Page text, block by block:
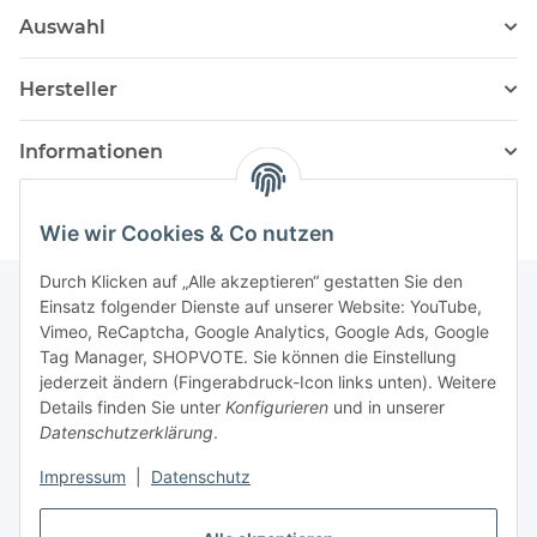
Wie wir Cookies & Co nutzen
Durch Klicken auf „Alle akzeptieren“ gestatten Sie den
Einsatz folgender Dienste auf unserer Website: YouTube,
Vimeo, ReCaptcha, Google Analytics, Google Ads, Google
Tag Manager, SHOPVOTE. Sie können die Einstellung
jederzeit ändern (Fingerabdruck-Icon links unten). Weitere
Details finden Sie unter Konfigurieren und in unserer
Datenschutzerklärung.
Impressum Datenschutz
Auswahl
Hersteller
Informationen
Newsletter Abonnieren
Bitte senden Sie mir entsprechend Ihrer
Datenschutzerklärungregelmäßig und jederzeit widerruflich
Abonnieren